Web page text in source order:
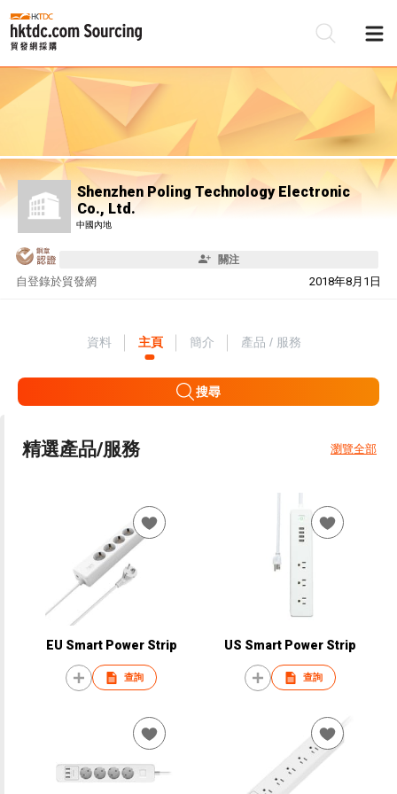
Shenzhen Poling Technology Electronic
Co., Ltd.
中國內地
關注
自 2018年8月1日
登錄於貿發網
資料 主頁 簡介 產品 / 服務
搜尋
精選產品/服務 瀏覽全部
EU Smart Power Strip
查詢
US Smart Power Strip
查詢